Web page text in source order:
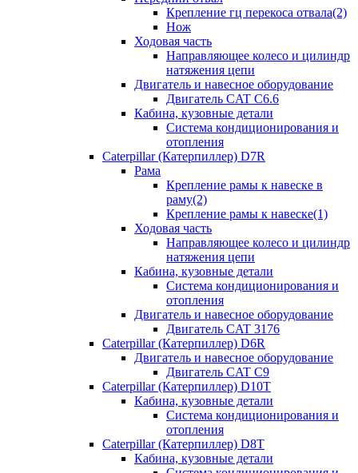
Крепление гц перекоса отвала(2)
Нож
Ходовая часть
Направляющее колесо и цилиндр
натяжения цепи
Двигатель и навесное оборудование
Двигатель CAT C6.6
Кабина, кузовные детали
Система кондиционирования и
отопления
Caterpillar (Катерпиллер) D7R
Рама
Крепление рамы к навеске в
раму(2)
Крепление рамы к навеске(1)
Ходовая часть
Направляющее колесо и цилиндр
натяжения цепи
Кабина, кузовные детали
Система кондиционирования и
отопления
Двигатель и навесное оборудование
Двигатель CAT 3176
Caterpillar (Катерпиллер) D6R
Двигатель и навесное оборудование
Двигатель CAT C9
Caterpillar (Катерпиллер) D10T
Кабина, кузовные детали
Система кондиционирования и
отопления
Caterpillar (Катерпиллер) D8T
Кабина, кузовные детали